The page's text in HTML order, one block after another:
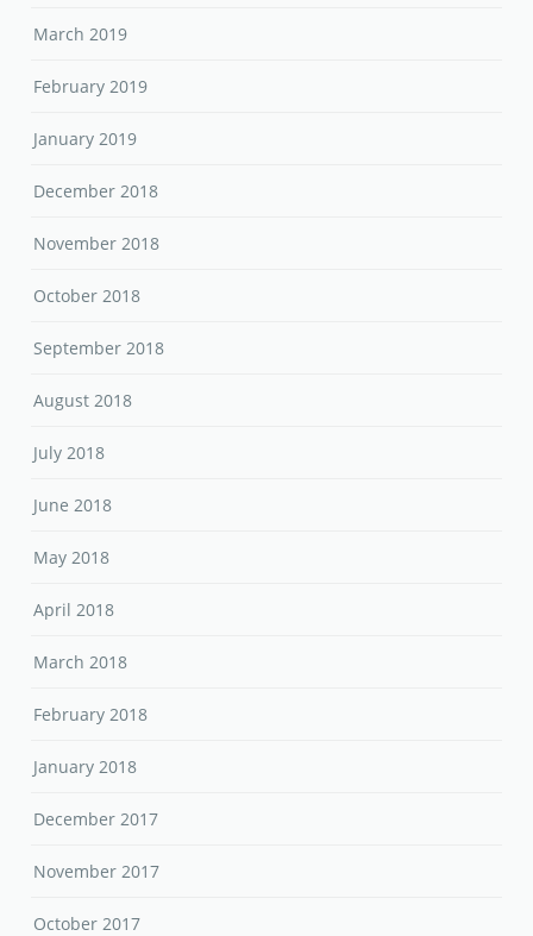
March 2019
February 2019
January 2019
December 2018
November 2018
October 2018
September 2018
August 2018
July 2018
June 2018
May 2018
April 2018
March 2018
February 2018
January 2018
December 2017
November 2017
October 2017